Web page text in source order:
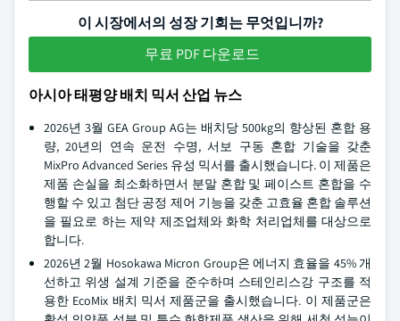
이 시장에서의 성장 기회는 무엇입니까?
무료 PDF 다운로드
아시아 태평양 배치 믹서 산업 뉴스
2026년 3월 GEA Group AG는 배치당 500kg의 향상된 혼합 용
량, 20년의 연속 운전 수명, 서보 구동 혼합 기술을 갖춘
MixPro Advanced Series 유성 믹서를 출시했습니다. 이 제품은
제품 손실을 최소화하면서 분말 혼합 및 페이스트 혼합을 수
행할 수 있고 첨단 공정 제어 기능을 갖춘 고효율 혼합 솔루션
을 필요로 하는 제약 제조업체와 화학 처리업체를 대상으로
합니다.
2026년 2월 Hosokawa Micron Group은 에너지 효율을 45% 개
선하고 위생 설계 기준을 준수하며 스테인리스강 구조를 적
용한 EcoMix 배치 믹서 제품군을 출시했습니다. 이 제품군은